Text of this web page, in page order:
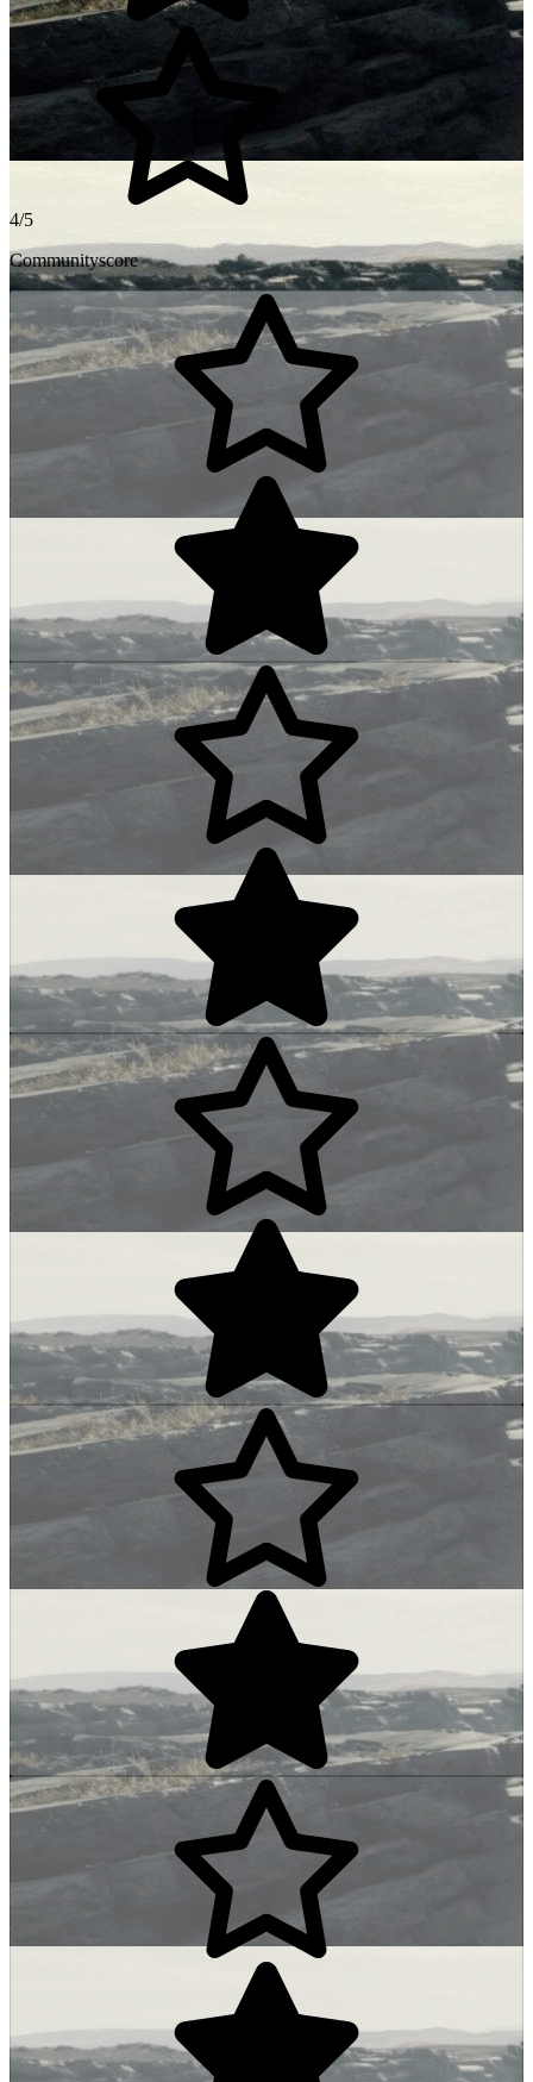
4/5
Communityscore